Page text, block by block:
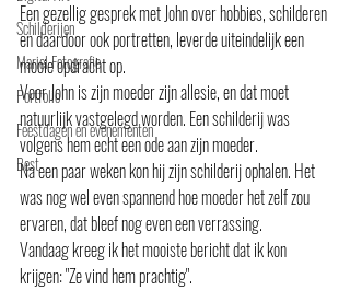
Schilderijen
Mariel Fotografie
Portfolio
Feestdagen en evenementen
Best
Een gezellig gesprek met John over hobbies, schilderen
en daardoor ook portretten, leverde uiteindelijk een
mooie opdracht op.
Voor John is zijn moeder zijn allesie, en dat moet
natuurlijk vastgelegd worden. Een schilderij was
volgens hem echt een ode aan zijn moeder.
Na een paar weken kon hij zijn schilderij ophalen. Het
was nog wel even spannend hoe moeder het zelf zou
ervaren, dat bleef nog even een verrassing.
Vandaag kreeg ik het mooiste bericht dat ik kon
krijgen: "Ze vind hem prachtig".